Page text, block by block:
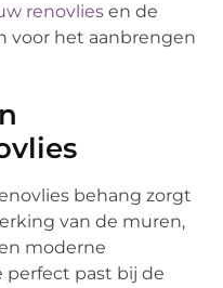
renovlies en de
voor het aanbrengen
behang zorgt
van de muren,
moderne
past bij de